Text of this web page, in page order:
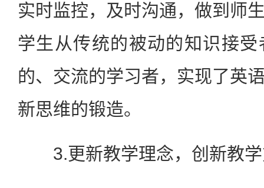
实时监控，及时沟通，做到师
学生从传统的被动的知识接
的、交流的学习者，实现了英
新思维的锻造。
3.更新教学理念，创新教学